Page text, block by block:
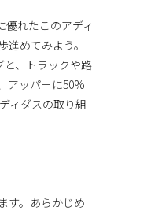
れたこのアディ
めてみよう。
と、トラックや路
アッパーに50%
ィダスの取り組
す。あらかじめ